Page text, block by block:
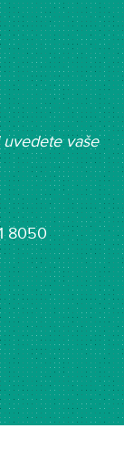
vaše
8050